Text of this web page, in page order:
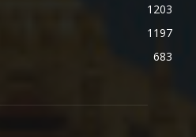
1203
1197
683